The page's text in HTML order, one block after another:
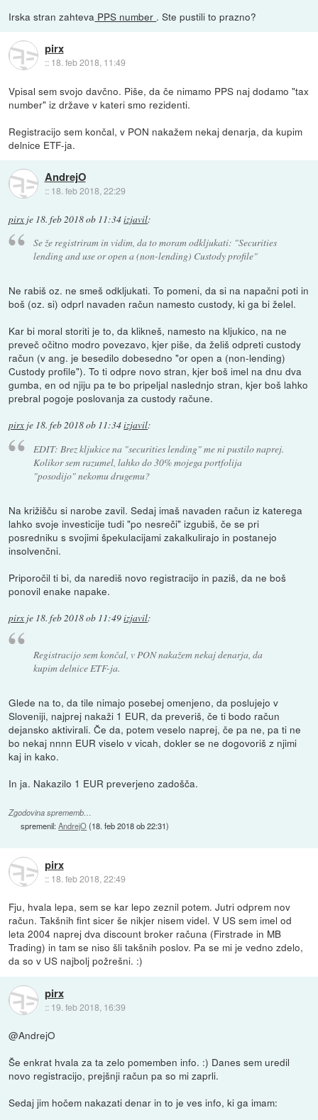
Irska stran zahteva PPS number . Ste pustili to prazno?
pirx
:: 18. feb 2018, 11:49
Vpisal sem svojo davčno. Piše, da če nimamo PPS naj dodamo "tax
number" iz države v kateri smo rezidenti.
Registracijo sem končal, v PON nakažem nekaj denarja, da kupim
delnice ETF-ja.
AndrejO
:: 18. feb 2018, 22:29
pirx je 18. feb 2018 ob 11:34izjavil:
Se že registriram in vidim, da to moram odkljukati: "Securities
lending and use or open a (non-lending) Custody profile"
Ne rabiš oz. ne smeš odkljukati. To pomeni, da si na napačni poti in
boš (oz. si) odprl navaden račun namesto custody, ki ga bi želel.
Kar bi moral storiti je to, da klikneš, namesto na kljukico, na ne
preveč očitno modro povezavo, kjer piše, da želiš odpreti custody
račun (v ang. je besedilo dobesedno "or open a (non-lending)
Custody profile"). To ti odpre novo stran, kjer boš imel na dnu dva
gumba, en od njiju pa te bo pripeljal naslednjo stran, kjer boš lahko
prebral pogoje poslovanja za custody račune.
pirx je 18. feb 2018 ob 11:34izjavil:
EDIT: Brez kljukice na "securities lending" me ni pustilo naprej.
Kolikor sem razumel, lahko do 30% mojega portfolija
"posodijo" nekomu drugemu?
Na križišču si narobe zavil. Sedaj imaš navaden račun iz katerega
lahko svoje investicije tudi "po nesreči" izgubiš, če se pri
posredniku s svojimi špekulacijami zakalkulirajo in postanejo
insolvenčni.
Priporočil ti bi, da narediš novo registracijo in paziš, da ne boš
ponovil enake napake.
pirx je 18. feb 2018 ob 11:49izjavil:
Registracijo sem končal, v PON nakažem nekaj denarja, da
kupim delnice ETF-ja.
Glede na to, da tile nimajo posebej omenjeno, da poslujejo v
Sloveniji, najprej nakaži 1 EUR, da preveriš, če ti bodo račun
dejansko aktivirali. Če da, potem veselo naprej, če pa ne, pa ti ne
bo nekaj nnnn EUR viselo v vicah, dokler se ne dogovoriš z njimi
kaj in kako.
In ja. Nakazilo 1 EUR preverjeno zadošča.
Zgodovina sprememb…
spremenil:AndrejO(18. feb 2018 ob 22:31)
pirx
:: 18. feb 2018, 22:49
Fju, hvala lepa, sem se kar lepo zeznil potem. Jutri odprem nov
račun. Takšnih fint sicer še nikjer nisem videl. V US sem imel od
leta 2004 naprej dva discount broker računa (Firstrade in MB
Trading) in tam se niso šli takšnih poslov. Pa se mi je vedno zdelo,
da so v US najbolj požrešni. :)
pirx
:: 19. feb 2018, 16:39
@AndrejO
Še enkrat hvala za ta zelo pomemben info. :) Danes sem uredil
novo registracijo, prejšnji račun pa so mi zaprli.
Sedaj jim hočem nakazati denar in to je ves info, ki ga imam: